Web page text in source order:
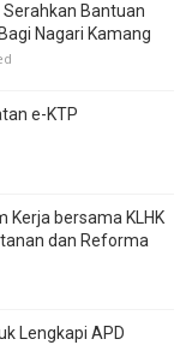
Serahkan Bantuan
Nagari Kamang
e-KTP
Kerja bersama KLHK
dan Reforma
Lengkapi APD